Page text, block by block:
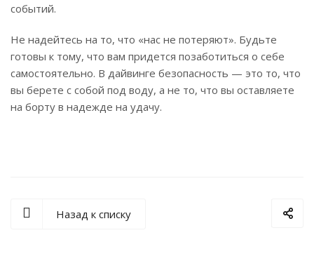
событий.
Не надейтесь на то, что «нас не потеряют». Будьте
готовы к тому, что вам придется позаботиться о себе
самостоятельно. В дайвинге безопасность — это то, что
вы берете с собой под воду, а не то, что вы оставляете
на борту в надежде на удачу.
Назад к списку